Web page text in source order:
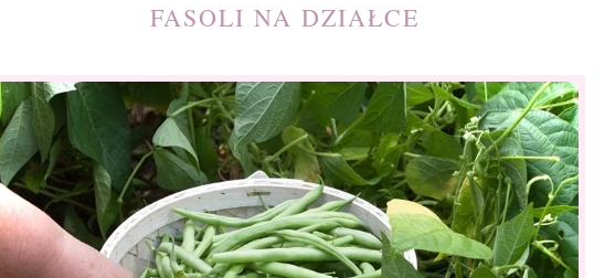
FASOLI NA DZIAŁCE